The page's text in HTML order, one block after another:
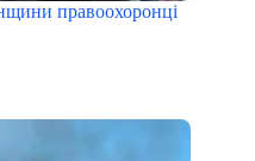
правоохоронці